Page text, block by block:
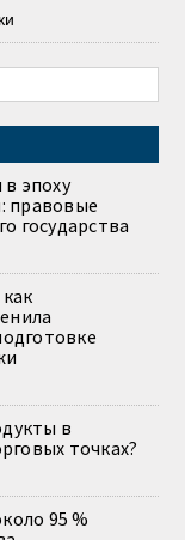
эпоху
правовые
государства
в
точках?
95 %